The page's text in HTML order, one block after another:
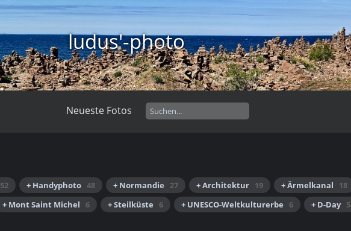
ludus'-photo
Neueste Fotos
52 + Handyphoto 48 + Normandie 27 + Architektur 19 + Ärmelkanal 18
+ Mont Saint Michel 6 + Steilküste 6 + UNESCO-Weltkulturerbe 6 + D-Day 5